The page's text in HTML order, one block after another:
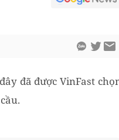
đã được VinFast